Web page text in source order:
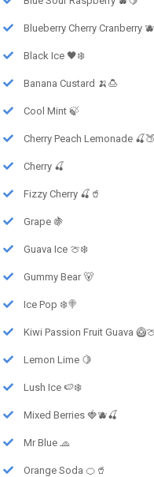
Blueberry Cherry Cranberry
Black Ice 🖤❄️
Banana Custard 🍌🍮
Cool Mint 🍃
Cherry Peach Lemonade
Cherry 🍒
Fizzy Cherry 🍒🥤
Grape 🍇
Guava Ice 🍈❄️
Gummy Bear 🐻
Ice Pop ❄️🍭
Kiwi Passion Fruit Guava
Lemon Lime 🍋
Lush Ice 🍉❄️
Mixed Berries 🍓🫐🍒
Mr Blue 🧢
Orange Soda 🍊🥤